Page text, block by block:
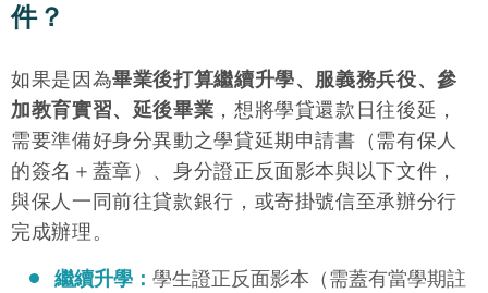
件？
如果是因為畢業後打算繼續升學、服義務兵役、參
加教育實習、延後畢業 ，想將學貸還款日往後延，
需要準備好身分異動之學貸延期申請書（需有保人
的簽名＋蓋章）、身分證正反面影本與以下文件，
與保人一同前往貸款銀行，或寄掛號信至承辦分行
完成辦理。
繼續升學： 學生證正反面影本（需蓋有當學期註